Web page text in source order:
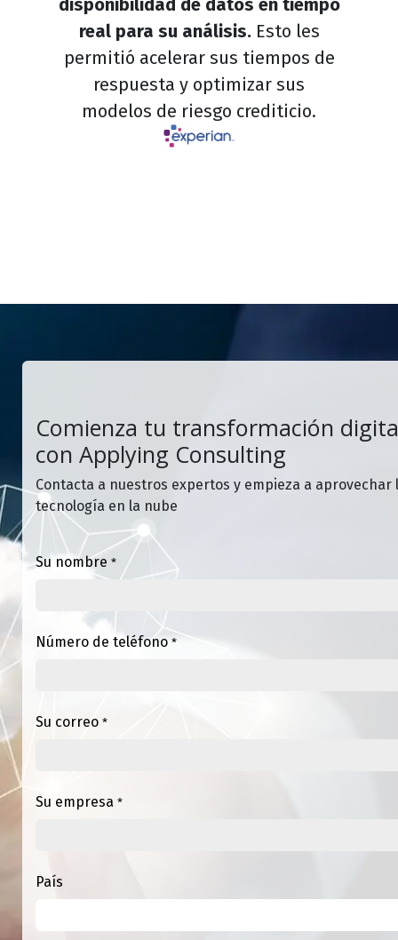
disponibilidad de datos en tiempo
real para su análisis. Esto les
permitió acelerar sus tiempos de
respuesta y optimizar sus
modelos de riesgo crediticio.
Comienza tu transformación
con Applying Consulting
Contacta a nuestros expertos y empieza a aprovechar
tecnología en la nube
Su nombre *
Número de teléfono*
Su correo *
Su empresa *
País